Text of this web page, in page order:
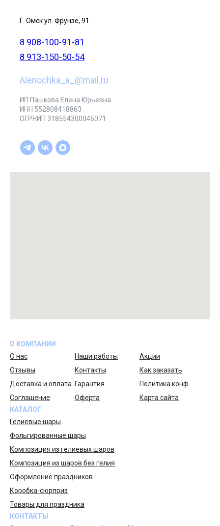
Г. Омск ул. Фрунзе, 91
8 908-100-91-81
8 913-150-50-54
Alenochka_a_@mail.ru
ИП Пашкова Елена Юрьевна
ИНН 552808418863
ОГРНИП 318554300046071
О КОМПАНИИ
О нас
Наши работы
Акции
Отзывы
Контакты
Как заказать
Доставка и оплата Гарантия
Политика конф.
Соглашение
Оферта
Карта сайта
КАТАЛОГ
Гелиевые шары
Фольгированные шары
Композиция из гелиевых шаров
Композиция из шаров без гелия
Оформление праздников
Коробка-сюрприз
Товары для праздника
КОНТАКТЫ